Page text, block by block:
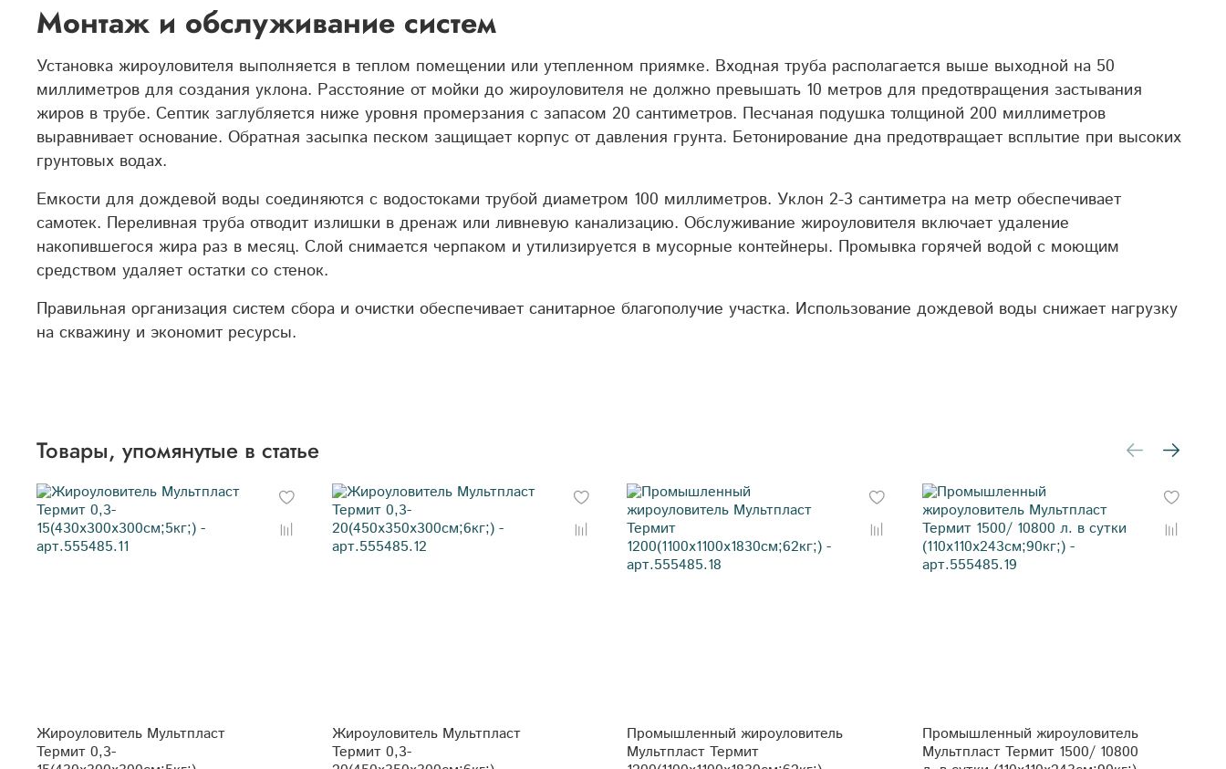
Монтаж и обслуживание систем
Установка жироуловителя выполняется в теплом помещении или утепленном приямке. Входная труба располагается выше выходной на 50
миллиметров для создания уклона. Расстояние от мойки до жироуловителя не должно превышать 10 метров для предотвращения застывания
жиров в трубе. Септик заглубляется ниже уровня промерзания с запасом 20 сантиметров. Песчаная подушка толщиной 200 миллиметров
выравнивает основание. Обратная засыпка песком защищает корпус от давления грунта. Бетонирование дна предотвращает всплытие при высоких
грунтовых водах.
Емкости для дождевой воды соединяются с водостоками трубой диаметром 100 миллиметров. Уклон 2-3 сантиметра на метр обеспечивает
самотек. Переливная труба отводит излишки в дренаж или ливневую канализацию. Обслуживание жироуловителя включает удаление
накопившегося жира раз в месяц. Слой снимается черпаком и утилизируется в мусорные контейнеры. Промывка горячей водой с моющим
средством удаляет остатки со стенок.
Правильная организация систем сбора и очистки обеспечивает санитарное благополучие участка. Использование дождевой воды снижает нагрузку
на скважину и экономит ресурсы.
Товары, упомянутые в статье
Жироуловитель Мультпласт
Термит 0,3-
Жироуловитель Мультпласт
Термит 0,3-
Промышленный жироуловитель
Мультпласт Термит
Промышленный жироуловитель
Мультпласт Термит 1500/ 10800